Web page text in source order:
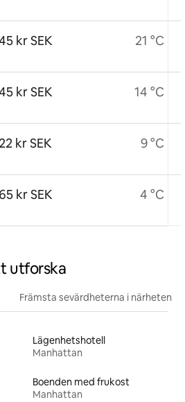
kr SEK
kr SEK
kr SEK
kr SEK
21 °C
14 °C
9 °C
4 °C
utforska
Främsta sevärdheterna i närheten
Lägenhetshotell
Manhattan
Boenden med frukost
Manhattan